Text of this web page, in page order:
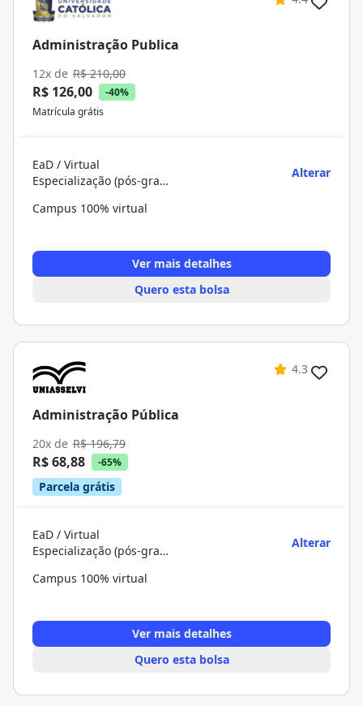
Administração Publica
12x de R$ 210,00
R$ 126,00
-40%
Matrícula grátis
EaD / Virtual
Especialização (pós-graduação)
Alterar
Campus 100% virtual
Ver mais detalhes
Quero esta bolsa
4.3
Administração Pública
20x de R$ 196,79
R$ 68,88 -65%
Parcela grátis
EaD / Virtual
Especialização (pós-graduação)
Alterar
Campus 100% virtual
Ver mais detalhes
Quero esta bolsa